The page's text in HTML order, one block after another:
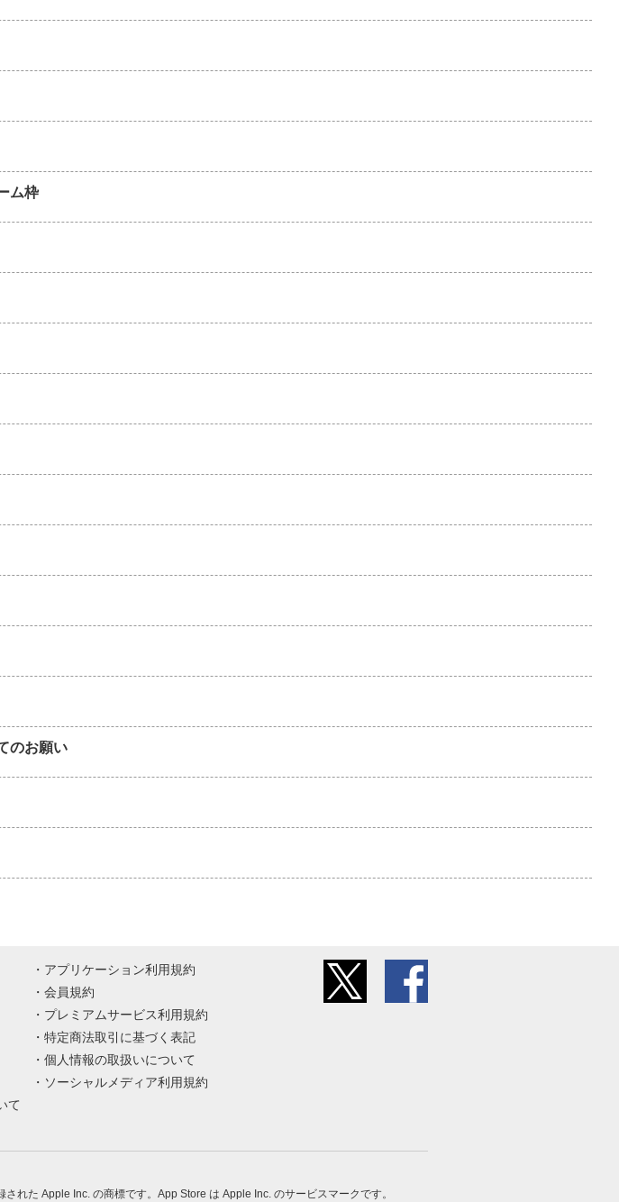
ム枠
のお願い
て
アプリケーション利用規約
会員規約
プレミアムサービス利用規約
特定商法取引に基づく表記
個人情報の取扱いについて
ソーシャルメディア利用規約
れた Apple Inc. の商標です。App Store は Apple Inc. のサービスマークです。